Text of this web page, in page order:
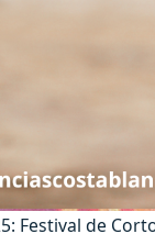
Festival de